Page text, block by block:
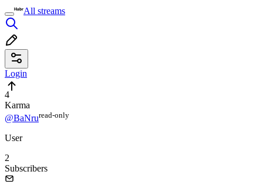
All streams
Login
4
Karma
@BaNruread⁠-⁠only
User
2
Subscribers